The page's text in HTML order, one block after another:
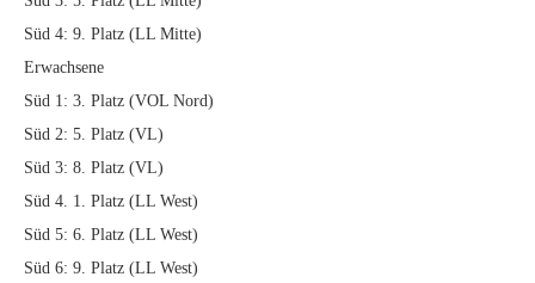
Süd 4: 9. Platz (LL Mitte)
Erwachsene
Süd 1: 3. Platz (VOL Nord)
Süd 2: 5. Platz (VL)
Süd 3: 8. Platz (VL)
Süd 4. 1. Platz (LL West)
Süd 5: 6. Platz (LL West)
Süd 6: 9. Platz (LL West)